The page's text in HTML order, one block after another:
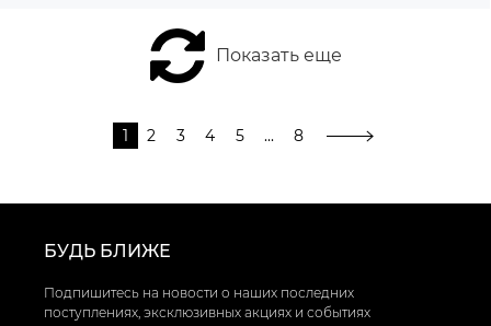
Показать еще
1 2 3 4 5 ... 8
БУДЬ БЛИЖЕ
Подпишитесь на новости о наших последних
поступлениях, эксклюзивных акциях и событиях